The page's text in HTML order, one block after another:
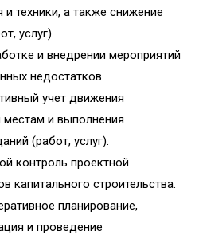
техники, а также снижение
услуг).
и внедрении мероприятий
недостатков.
учет движения
и выполнения
(работ, услуг).
контроль проектной
капитального строительства.
планирование,
и проведение